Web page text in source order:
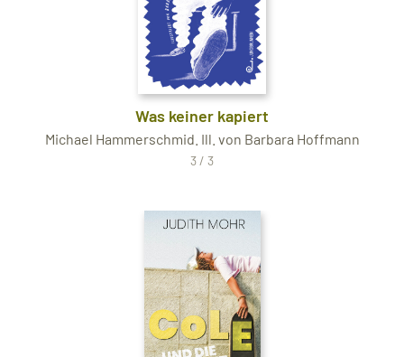
Was keiner kapiert
Michael Hammerschmid. Ill. von Barbara Hoffmann
3 / 3